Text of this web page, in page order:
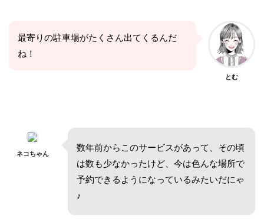
最寄りの駐車場がたくさん出てくるんだ
ね！
とむ
ネコちゃん
数年前からこのサービスがあって、その頃
は数も少なかったけど、今は色んな場所で
予約できるようになっているみたいだにゃ
♪